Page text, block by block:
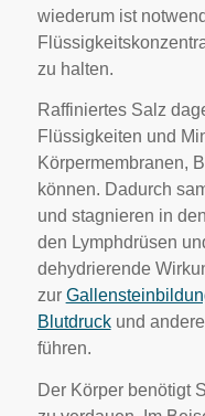
wiederum ist
zu halten.
Raffiniertes Salz
Flüssigkeiten und
Körpermembranen,
können. Dadurch
und stagnieren in
den Lymphdrüsen
dehydrierende
zur
Blutdruckund
führen.
Der Körper benötigt